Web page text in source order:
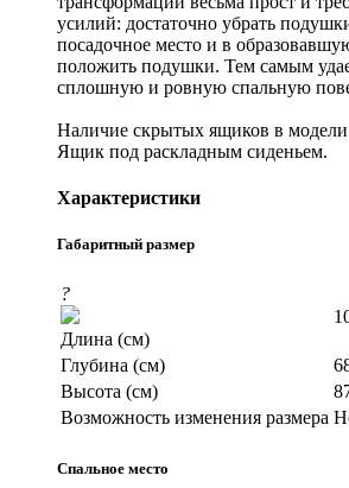
усилий: достаточно убрать
посадочное место и в
положить подушки. Тем самым
сплошную и ровную спальную
Наличие скрытых ящиков в
Ящик под раскладным сиденьем.
Характеристики
Габаритный размер
?
Длина (см)
Глубина (см)
Высота (см)
Возможность изменения размера
Спальное место